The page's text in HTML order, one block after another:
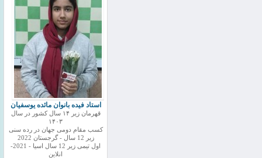
استاد فیده بانوان مائده یوسفیان
قهرمان زیر ۱۴ سال کشور در سال
۱۴۰۳
کسب مقام دومی جهان در رده سنی
زیر 12 سال - گرجستان 2022
اول تیمی زیر 12 سال اسیا - 2021-
انلاین